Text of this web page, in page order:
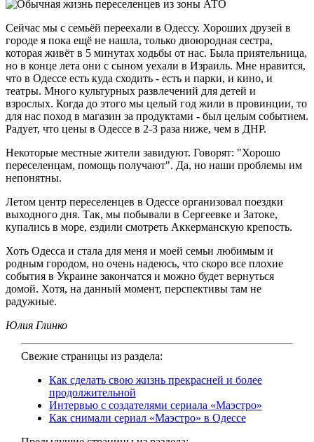
Сейчас мы с семьёй переехали в Одессу. Хороших друзей в
городе я пока ещё не нашла, только двоюродная сестра,
которая живёт в 5 минутах ходьбы от нас. Была приятельница,
но в конце лета они с сыном уехали в Израиль. Мне нравится,
что в Одессе есть куда сходить - есть и парки, и кино, и
театры. Много культурных развлечений для детей и
взрослых. Когда до этого мы целый год жили в провинции, то
для нас поход в магазин за продуктами - был целым событием.
Радует, что цены в Одессе в 2-3 раза ниже, чем в ДНР.
Некоторые местные жители завидуют. Говорят: "Хорошо
переселенцам, помощь получают". Да, но наши проблемы им
непонятны.
Летом центр переселенцев в Одессе организовал поездки
выходного дня. Так, мы побывали в Сергеевке и Затоке,
купались в море, ездили смотреть Аккерманскую крепость.
Хоть Одесса и стала для меня и моей семьи любимым и
родным городом, но очень надеюсь, что скоро все плохие
события в Украине закончатся и можно будет вернуться
домой. Хотя, на данный момент, перспективы там не
радужные.
Юлия Глинко
Свежие страницы из раздела:
Как сделать свою жизнь прекрасней и более
продолжительной
Интервью с создателями сериала «Маэстро»
Как снимали сериал «Маэстро» в Одессе